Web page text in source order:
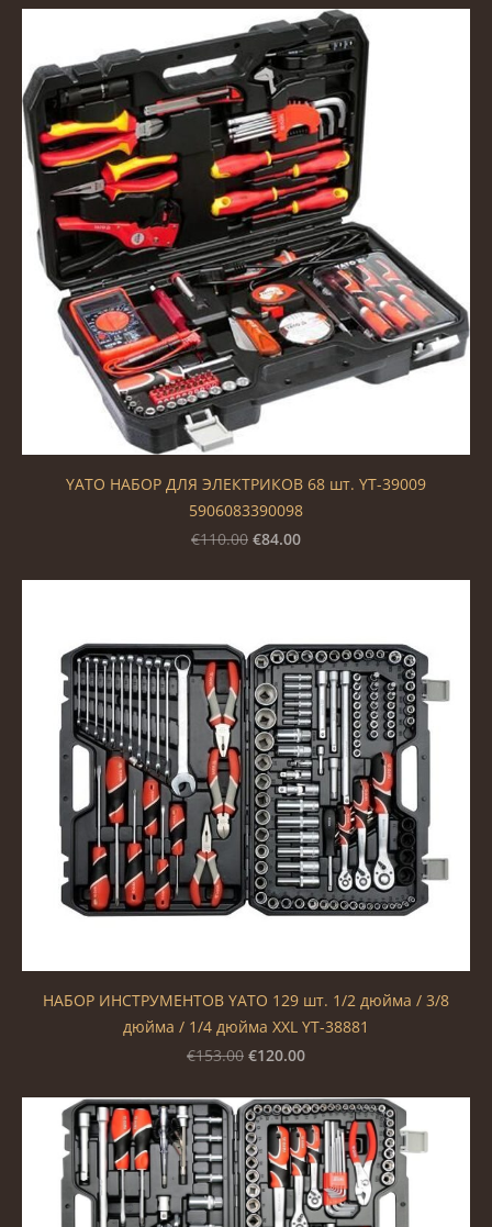
YATO НАБОР ДЛЯ ЭЛЕКТРИКОВ 68 шт. YT-39009
5906083390098
€110.00 €84.00
НАБОР ИНСТРУМЕНТОВ YATO 129 шт. 1/2 дюйма / 3/8
дюйма / 1/4 дюйма XXL YT-38881
€153.00 €120.00